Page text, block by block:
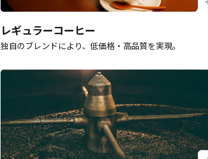
レギュラーコーヒー
独自のブレンドにより、低価格・高品質を実現。